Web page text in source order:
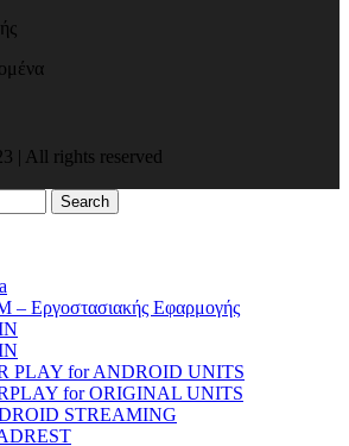
| All rights reserved
Search
– Εργοστασιακής Εφαρμογής
PLAY for ANDROID UNITS
for ORIGINAL UNITS
STREAMING